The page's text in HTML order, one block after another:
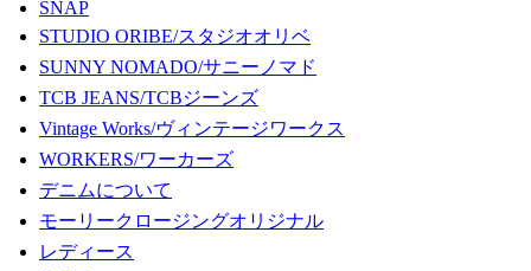
SNAP
STUDIO ORIBE/スタジオオリベ
SUNNY NOMADO/サニーノマド
TCB JEANS/TCBジーンズ
Vintage Works/ヴィンテージワークス
WORKERS/ワーカーズ
デニムについて
モーリークロージングオリジナル
レディース